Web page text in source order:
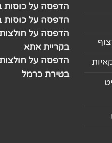
הדפסה על כוסות
הדפסה על כוסות
הדפסה על חולצות
בקריית אתא
הדפסה על
בטירת כרמל